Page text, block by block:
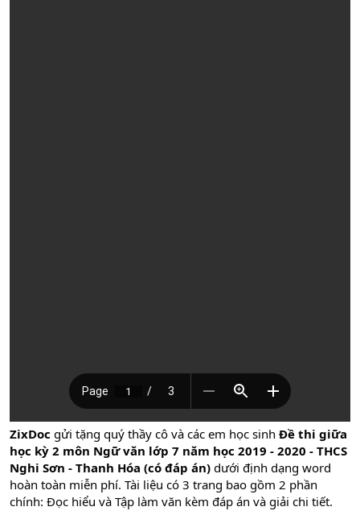
ZixDoc gửi tặng quý thầy cô và các em học sinh Đề thi giữa
học kỳ 2 môn Ngữ văn lớp 7 năm học 2019 - 2020 - THCS
Nghi Sơn - Thanh Hóa (có đáp án) dưới định dạng word
hoàn toàn miễn phí. Tài liệu có 3 trang bao gồm 2 phần
chính: Đọc hiểu và Tập làm văn kèm đáp án và giải chi tiết.